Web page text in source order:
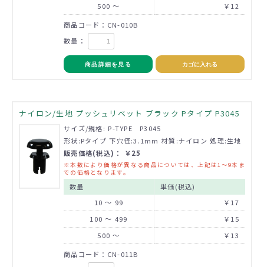
500 ～
￥12
商品コード：CN-010B
数量：
商品詳細を見る カゴに入れる
ナイロン/生地 プッシュリベット ブラック Pタイプ P3045
サイズ/規格: P-TYPE P3045
形状:Pタイプ 下穴径:3.1mm 材質:ナイロン 処理:生地
販売価格(税込)： ￥25
※本数により価格が異なる商品については、上記は1～9本ま
での価格となります。
数量
単価(税込)
10 ～ 99
￥17
100 ～ 499
￥15
500 ～
￥13
商品コード：CN-011B